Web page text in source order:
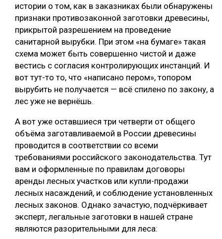
истории о том, как в заказниках были обнаружены
признаки противозаконной заготовки древесины,
прикрытой разрешением на проведение
санитарной вырубки. При этом «на бумаге» такая
схема может быть совершенно чистой и даже
вестись с согласия контролирующих инстанций. И
вот тут-то то, что «написано пером», топором
вырубить не получается — всё спилено по закону, а
лес уже не вернёшь.
А вот уже оставшиеся три четверти от общего
объёма заготавливаемой в России древесины
проводится в соответствии со всеми
требованиями российского законодательства. Тут
вам и оформленные по правилам договоры
аренды лесных участков или купли-продажи
лесных насаждений, и соблюдение установленных
лесных законов. Однако зачастую, подчёркивает
эксперт, легальные заготовки в нашей стране
являются разорительными для леса: